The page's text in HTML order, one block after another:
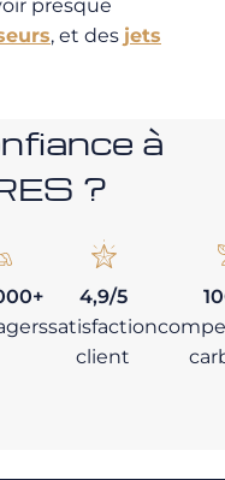
presque
, et des jets
à
?
4,9/5
satisfaction
client